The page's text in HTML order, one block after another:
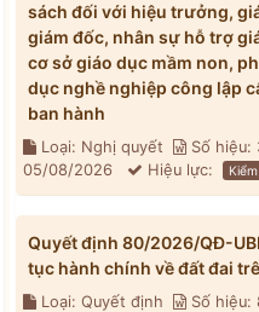
sách đối với hiệu trưởng,
giám đốc, nhân sự hỗ trợ
cơ sở giáo dục mầm non,
dục nghề nghiệp công lập
ban hành
Loại: Nghị quyết Số hiệu:
05/08/2026
Hiệu lực:
Quyết định 80/2026/QĐ-
tục hành chính về đất đai
Loại: Quyết định Số hiệu: